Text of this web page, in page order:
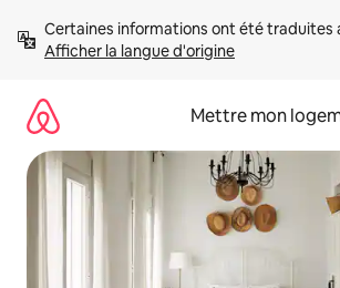
directement
Afficher la langue d'origine
Mettre mon